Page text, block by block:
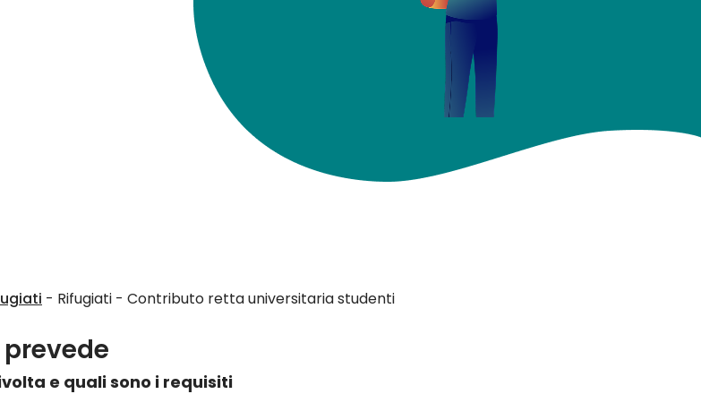
- Rifugiati - Contributo retta universitaria studenti
e quali sono i requisiti